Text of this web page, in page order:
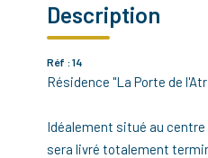
Description
Réf : 14
Résidence "La Porte de
Idéalement situé au
sera livré totalement